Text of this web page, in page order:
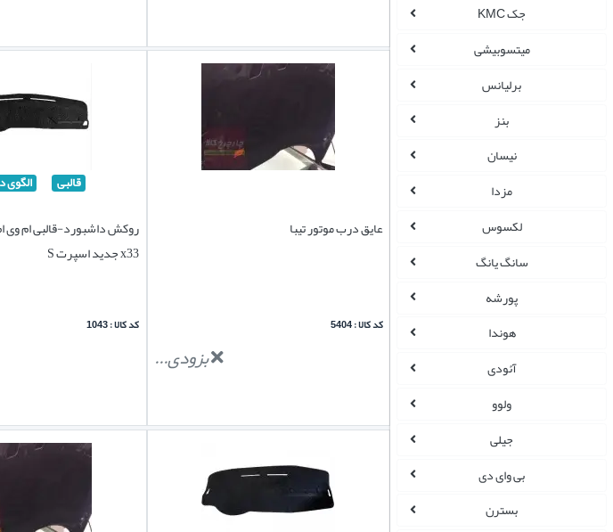
جک KMC
میتسوبیشی
برلیانس
بنز
نیسان
مزدا
لکسوس
سانگ یانگ
پورشه
هوندا
آئودی
ولوو
جیلی
بی وای دی
بسترن
عایق درب موتور تیبا
کد کالا : 5404
بزودی...
قالبی الگوی
x33 جدید اسپرت S
کد کالا : 1043